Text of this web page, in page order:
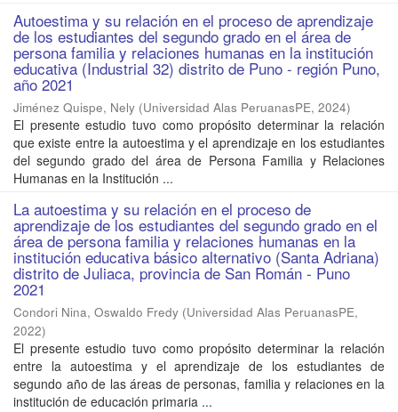
Autoestima y su relación en el proceso de aprendizaje
de los estudiantes del segundo grado en el área de
persona familia y relaciones humanas en la institución
educativa (Industrial 32) distrito de Puno - región Puno,
año 2021
Jiménez Quispe, Nely (Universidad Alas PeruanasPE, 2024)
El presente estudio tuvo como propósito determinar la relación
que existe entre la autoestima y el aprendizaje en los estudiantes
del segundo grado del área de Persona Familia y Relaciones
Humanas en la Institución ...
La autoestima y su relación en el proceso de
aprendizaje de los estudiantes del segundo grado en el
área de persona familia y relaciones humanas en la
institución educativa básico alternativo (Santa Adriana)
distrito de Juliaca, provincia de San Román - Puno
2021
Condori Nina, Oswaldo Fredy (Universidad Alas PeruanasPE,
2022)
El presente estudio tuvo como propósito determinar la relación
entre la autoestima y el aprendizaje de los estudiantes de
segundo año de las áreas de personas, familia y relaciones en la
institución de educación primaria ...